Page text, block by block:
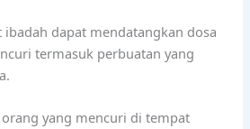
dapat mendatangkan dosa
termasuk perbuatan yang
yang mencuri di tempat